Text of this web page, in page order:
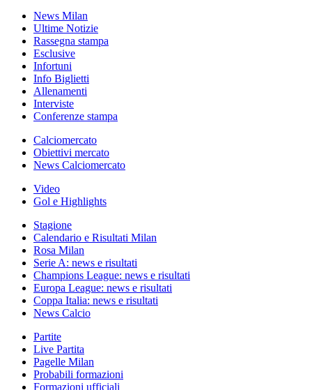
News Milan
Ultime Notizie
Rassegna stampa
Esclusive
Infortuni
Info Biglietti
Allenamenti
Interviste
Conferenze stampa
Calciomercato
Obiettivi mercato
News Calciomercato
Video
Gol e Highlights
Stagione
Calendario e Risultati Milan
Rosa Milan
Serie A: news e risultati
Champions League: news e risultati
Europa League: news e risultati
Coppa Italia: news e risultati
News Calcio
Partite
Live Partita
Pagelle Milan
Probabili formazioni
Formazioni ufficiali